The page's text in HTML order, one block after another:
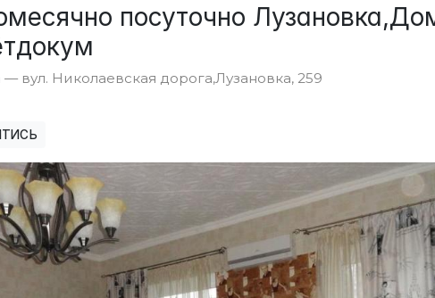
посуточно
— вул. Николаевская дорога,Лузановка, 259